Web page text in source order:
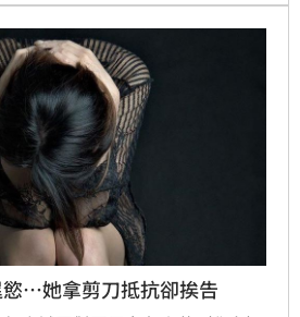
拿出預藏的「魚刀」揮舞追砍陳
，警方獲報後到場逮捕梁男，梁
身上才帶著「魚刀」，警詢後梁
…她拿剪刀抵抗卻挨告